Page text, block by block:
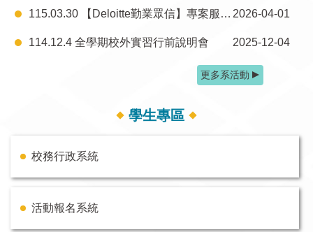
115.03.30 【Deloitte勤業眾信】專案服務中心 校園徵才說明會 2026-04-01
114.12.4 全學期校外實習行前說明會 2025-12-04
更多系活動
學生專區
校務行政系統
活動報名系統